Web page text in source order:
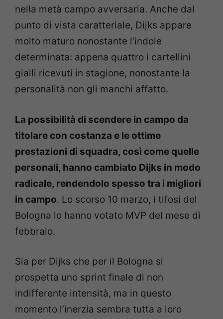
nella metà campo avversaria. Anche dal
punto di vista caratteriale, Dijks appare
molto maturo nonostante l’indole
determinata: appena quattro i cartellini
gialli ricevuti in stagione, nonostante la
personalità non gli manchi affatto.
La possibilità di scendere in campo da
titolare con costanza e le ottime
prestazioni di squadra, così come quelle
personali, hanno cambiato Dijks in modo
radicale, rendendolo spesso tra i migliori
in campo. Lo scorso 10 marzo, i tifosi del
Bologna lo hanno votato MVP del mese di
febbraio.
Sia per Dijks che per il Bologna si
prospetta uno sprint finale di non
indifferente intensità, ma in questo
momento l’inerzia sembra tutta a loro